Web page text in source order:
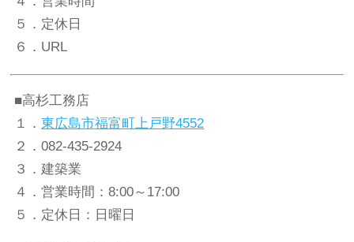
５．定休日
６．URL
■高杉工務店
１．東広島市福富町上戸野4552
２．082-435-2924
３．建築業
４．営業時間：8:00～17:00
５．定休日：日曜日